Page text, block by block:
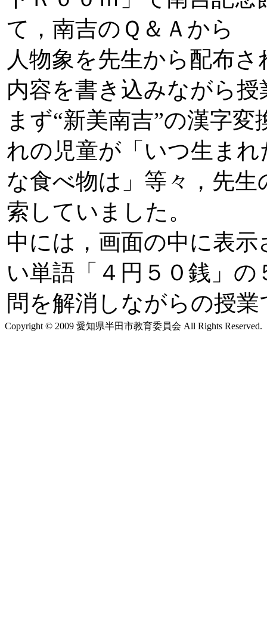
て，南吉のＱ＆Ａから
人物象を先生から配布
内容を書き込みながら
まず“新美南吉”の漢字
れの児童が「いつ生ま
な食べ物は」等々，先
索していました。
中には，画面の中に表
い単語「４円５０銭」
問を解消しながらの授
Copyright © 2009 愛知県半田市教育委員会 All Rights Reserved.